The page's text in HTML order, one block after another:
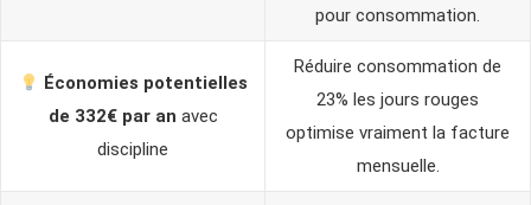
pour consommation.
Économies potentielles
de 332€ par an avec
discipline
Réduire consommation de
23% les jours rouges
optimise vraiment la facture
mensuelle.